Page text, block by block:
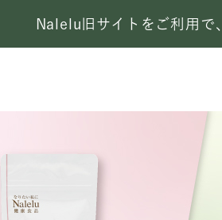
Nalelu旧サイトをご利用